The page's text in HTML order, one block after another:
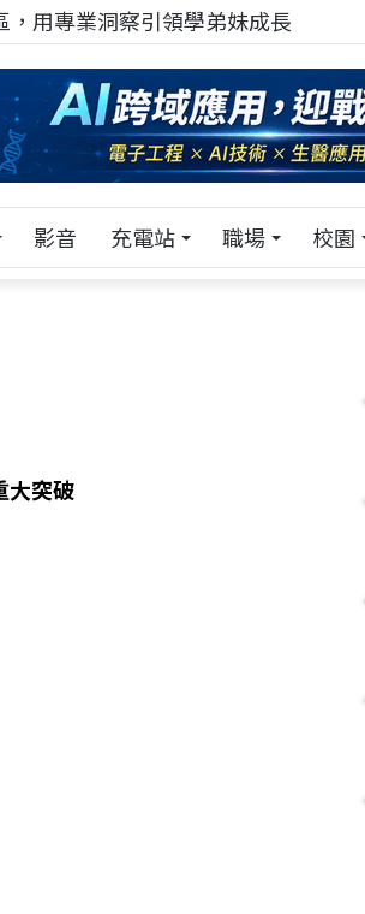
，用專業洞察引領學弟妹成長
影音 充電站 職場 校園
大突破